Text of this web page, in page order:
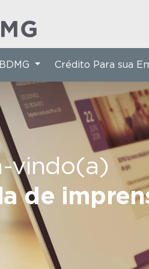
vindo(a)
de
Crédito Para sua